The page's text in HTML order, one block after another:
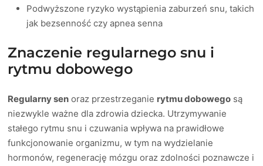
Podwyższone ryzyko wystąpienia zaburzeń snu, takich
jak bezsenność czy apnea senna
Znaczenie regularnego snu i
rytmu dobowego
Regularny sen oraz przestrzeganie rytmu dobowego są
niezwykle ważne dla zdrowia dziecka. Utrzymywanie
stałego rytmu snu i czuwania wpływa na prawidłowe
funkcjonowanie organizmu, w tym na wydzielanie
hormonów, regenerację mózgu oraz zdolności poznawcze i